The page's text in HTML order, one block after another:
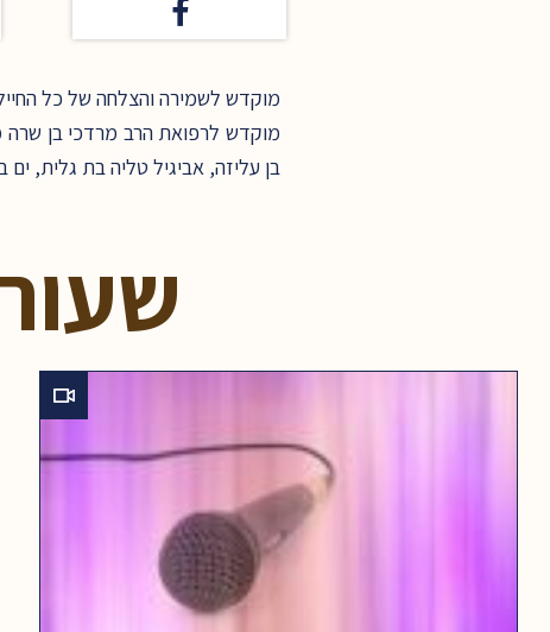
מוקדש לשמירה והצלחה של כל
מוקדש לרפואת הרב מרדכי בן שרה
בן עליזה, אביגיל טליה בת גלית,